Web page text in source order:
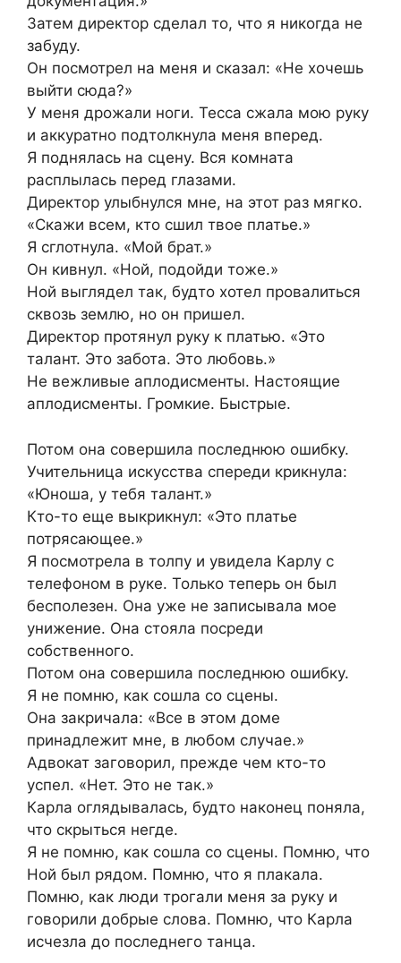
Затем директор сделал то, что я никогда не
забуду.
Он посмотрел на меня и сказал: «Не хочешь
выйти сюда?»
У меня дрожали ноги. Тесса сжала мою руку
и аккуратно подтолкнула меня вперед.
Я поднялась на сцену. Вся комната
расплылась перед глазами.
Директор улыбнулся мне, на этот раз мягко.
«Скажи всем, кто сшил твое платье.»
Я сглотнула. «Мой брат.»
Он кивнул. «Ной, подойди тоже.»
Ной выглядел так, будто хотел провалиться
сквозь землю, но он пришел.
Директор протянул руку к платью. «Это
талант. Это забота. Это любовь.»
Не вежливые аплодисменты. Настоящие
аплодисменты. Громкие. Быстрые.
Потом она совершила последнюю ошибку.
Учительница искусства спереди крикнула:
«Юноша, у тебя талант.»
Кто-то еще выкрикнул: «Это платье
потрясающее.»
Я посмотрела в толпу и увидела Карлу с
телефоном в руке. Только теперь он был
бесполезен. Она уже не записывала мое
унижение. Она стояла посреди
собственного.
Потом она совершила последнюю ошибку.
Я не помню, как сошла со сцены.
Она закричала: «Все в этом доме
принадлежит мне, в любом случае.»
Адвокат заговорил, прежде чем кто-то
успел. «Нет. Это не так.»
Карла оглядывалась, будто наконец поняла,
что скрыться негде.
Я не помню, как сошла со сцены. Помню, что
Ной был рядом. Помню, что я плакала.
Помню, как люди трогали меня за руку и
говорили добрые слова. Помню, что Карла
исчезла до последнего танца.